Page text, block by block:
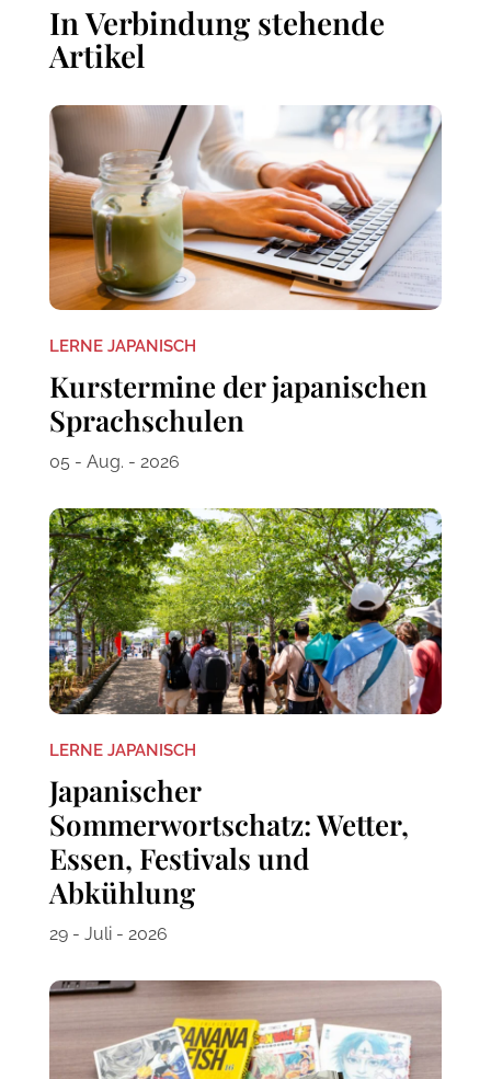
In Verbindung stehende
Artikel
LERNE JAPANISCH
Kurstermine der japanischen
Sprachschulen
05 - Aug. - 2026
LERNE JAPANISCH
Japanischer
Sommerwortschatz: Wetter,
Essen, Festivals und
Abkühlung
29 - Juli - 2026